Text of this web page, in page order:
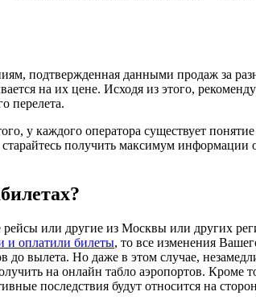
подтвержденная данными продаж за
на их цене. Исходя из этого,
перелета.
у каждого оператора существует понятие
получить максимум информации
или другие из Москвы или других
и оплатили билеты, то все изменения
до вылета. Но даже в этом случае,
на онлайн табло аэропортов. Кроме
последствия будут относится на